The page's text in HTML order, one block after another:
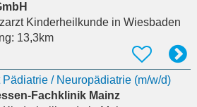
Kinderheilkundein Wiesbaden
13,3km
Pädiatrie / Neuropädiatrie (m/w/d)
Fachklinik Mainz